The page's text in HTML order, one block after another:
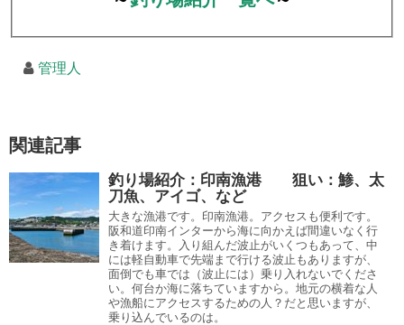
管理人
関連記事
釣り場紹介：印南漁港 狙い：鯵、太
刀魚、アイゴ、など
大きな漁港です。印南漁港。アクセスも便利です。
阪和道印南インターから海に向かえば間違いなく行
き着けます。入り組んだ波止がいくつもあって、中
には軽自動車で先端まで行ける波止もありますが、
面倒でも車では（波止には）乗り入れないでくださ
い。何台か海に落ちていますから。地元の横着な人
や漁船にアクセスするための人？だと思いますが、
乗り込んでいるのは。